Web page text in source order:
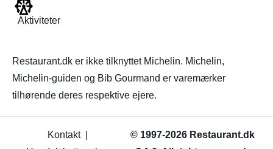
Aktiviteter
Restaurant.dk er ikke tilknyttet Michelin. Michelin,
Michelin-guiden og Bib Gourmand er varemærker
tilhørende deres respektive ejere.
© 1997-2026 Restaurant.dk
Kontakt|